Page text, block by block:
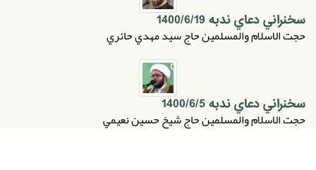
سخنراني دعاي ندبه 1400/6/19
حجت الاسلام والمسلمين حاج سيد مهدي حائري
سخنراني دعاي ندبه 1400/6/5
حجت الاسلام والمسلمين حاج شيخ حسين نعيمي